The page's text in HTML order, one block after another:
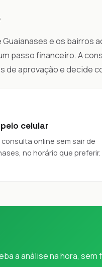
e os bairros
passo financeiro. A
de aprovação e decide
celular
consulta online sem sair de
no horário que preferir.
a análise na hora, sem